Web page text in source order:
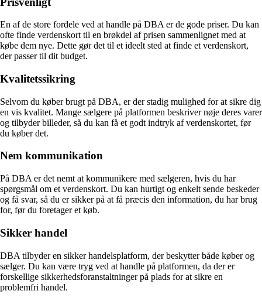
En af de store fordele ved at handle på DBA er de gode priser. Du kan
ofte finde verdenskort til en brøkdel af prisen sammenlignet med at
købe dem nye. Dette gør det til et ideelt sted at finde et verdenskort,
der passer til dit budget.
Kvalitetssikring
Selvom du køber brugt på DBA, er der stadig mulighed for at sikre dig
en vis kvalitet. Mange sælgere på platformen beskriver nøje deres varer
og tilbyder billeder, så du kan få et godt indtryk af verdenskortet, før
du køber det.
Nem kommunikation
På DBA er det nemt at kommunikere med sælgeren, hvis du har
spørgsmål om et verdenskort. Du kan hurtigt og enkelt sende beskeder
og få svar, så du er sikker på at få præcis den information, du har brug
for, før du foretager et køb.
Sikker handel
DBA tilbyder en sikker handelsplatform, der beskytter både køber og
sælger. Du kan være tryg ved at handle på platformen, da der er
forskellige sikkerhedsforanstaltninger på plads for at sikre en
problemfri handel.